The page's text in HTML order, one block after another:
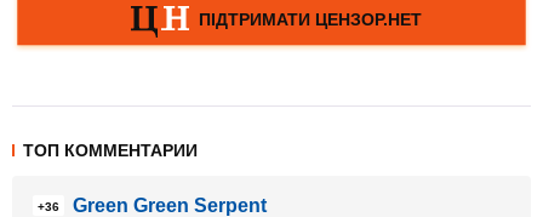
ТОП КОММЕНТАРИИ
+36
Green Green Serpent